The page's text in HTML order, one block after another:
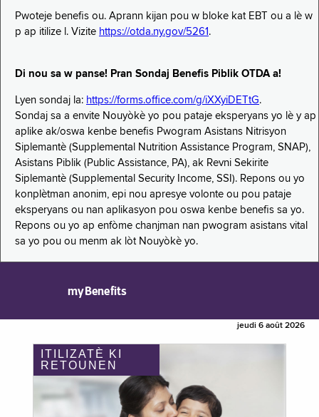
Pwoteje benefis ou. Aprann kijan pou w bloke kat EBT ou a lè w
p ap itilize l. Vizite https://otda.ny.gov/5261 .
Di nou sa w panse! Pran Sondaj Benefis Piblik OTDA a!
Lyen sondaj la: https://forms.office.com/g/iXXyiDETtG.
Sondaj sa a envite Nouyòkè yo pou pataje eksperyans yo lè y ap
aplike ak/oswa kenbe benefis Pwogram Asistans Nitrisyon
Siplemantè (Supplemental Nutrition Assistance Program, SNAP),
Asistans Piblik (Public Assistance, PA), ak Revni Sekirite
Siplemantè (Supplemental Security Income, SSI). Repons ou yo
konplètman anonim, epi nou apresye volonte ou pou pataje
eksperyans ou nan aplikasyon pou oswa kenbe benefis sa yo.
Repons ou yo ap enfòme chanjman nan pwogram asistans vital
sa yo pou ou menm ak lòt Nouyòkè yo.
myBenefits
jeudi 6 août 2026
ITILIZATÈ KI
RETOUNEN